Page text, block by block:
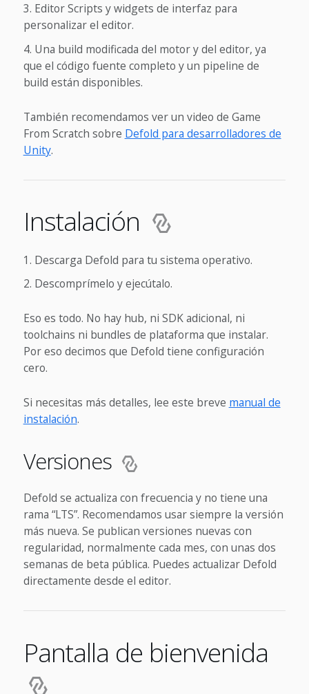
Editor Scripts y widgets de interfaz para
personalizar el editor.
Una build modificada del motor y del editor, ya
que el código fuente completo y un pipeline de
build están disponibles.
También recomendamos ver un video de Game
From Scratch sobre Defold para desarrolladores de
Unity.
Instalación
Descarga Defold para tu sistema operativo.
Descomprímelo y ejecútalo.
Eso es todo. No hay hub, ni SDK adicional, ni
toolchains ni bundles de plataforma que instalar.
Por eso decimos que Defold tiene configuración
cero.
Si necesitas más detalles, lee este breve manual de
instalación.
Versiones
Defold se actualiza con frecuencia y no tiene una
rama “LTS”. Recomendamos usar siempre la versión
más nueva. Se publican versiones nuevas con
regularidad, normalmente cada mes, con unas dos
semanas de beta pública. Puedes actualizar Defold
directamente desde el editor.
Pantalla de bienvenida